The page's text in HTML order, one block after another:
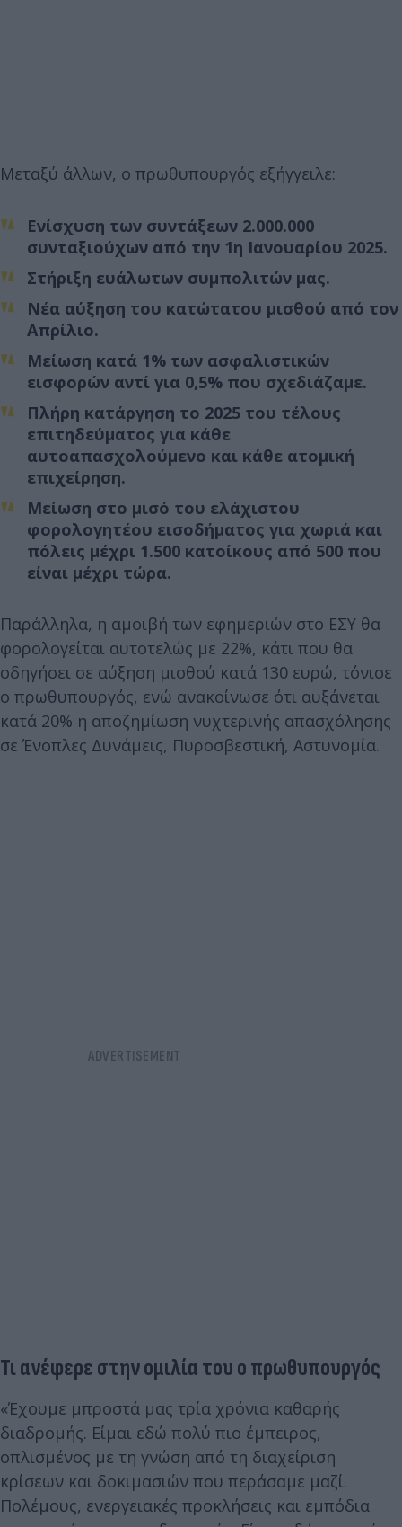
Μεταξύ άλλων, ο πρωθυπουργός εξήγγειλε:
Ενίσχυση των συντάξεων 2.000.000
συνταξιούχων από την 1η Ιανουαρίου 2025.
Στήριξη ευάλωτων συμπολιτών μας.
Νέα αύξηση του κατώτατου μισθού από τον
Απρίλιο.
Μείωση κατά 1% των ασφαλιστικών
εισφορών αντί για 0,5% που σχεδιάζαμε.
Πλήρη κατάργηση το 2025 του τέλους
επιτηδεύματος για κάθε
αυτοαπασχολούμενο και κάθε ατομική
επιχείρηση.
Μείωση στο μισό του ελάχιστου
φορολογητέου εισοδήματος για χωριά και
πόλεις μέχρι 1.500 κατοίκους από 500 που
είναι μέχρι τώρα.
Παράλληλα, η αμοιβή των εφημεριών στο ΕΣΥ θα
φορολογείται αυτοτελώς με 22%, κάτι που θα
οδηγήσει σε αύξηση μισθού κατά 130 ευρώ, τόνισε
ο πρωθυπουργός, ενώ ανακοίνωσε ότι αυξάνεται
κατά 20% η αποζημίωση νυχτερινής απασχόλησης
σε Ένοπλες Δυνάμεις, Πυροσβεστική, Αστυνομία.
Τι ανέφερε στην ομιλία του ο πρωθυπουργός
«Έχουμε μπροστά μας τρία χρόνια καθαρής
διαδρομής. Είμαι εδώ πολύ πιο έμπειρος,
οπλισμένος με τη γνώση από τη διαχείριση
κρίσεων και δοκιμασιών που περάσαμε μαζί.
Πολέμους, ενεργειακές προκλήσεις και εμπόδια